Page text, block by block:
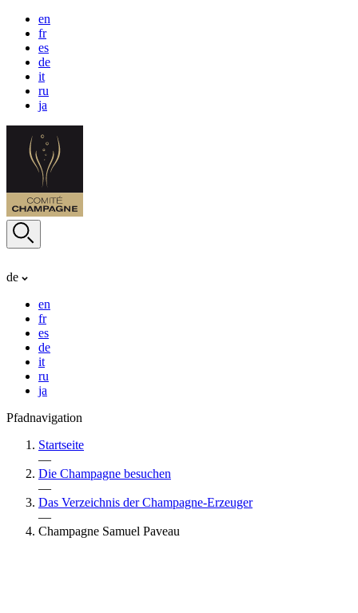
en
fr
es
de
it
ru
ja
de
en
fr
es
de
it
ru
ja
Pfadnavigation
Startseite
—
Die Champagne besuchen
—
Das Verzeichnis der Champagne-Erzeuger
—
Champagne Samuel Paveau